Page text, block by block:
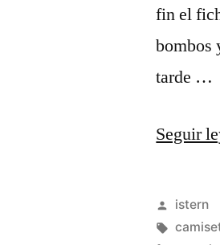
fin el
bombos
tarde …
Seguir
por
istern